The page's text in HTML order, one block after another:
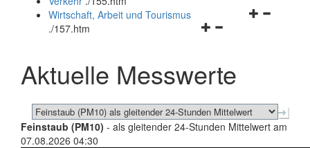
schließen
Navigationsmenü
schließen
Wirtschaft, Arbeit und Tourismus
./157.htm
Aktuelle Messwerte
Feinstaub (PM10) - als gleitender 24-Stunden Mittelwert am
07.08.2026 04:30